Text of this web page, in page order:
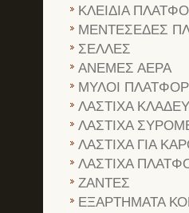
ΚΛΕΙΔΙΑ
ΜΕΝΤΕΣΕΔΕΣ
ΣΕΛΛΕΣ
ΑΝΕΜΕΣ ΑΕΡΑ
ΜΥΛΟΙ
ΛΑΣΤΙΧΑ
ΛΑΣΤΙΧΑ
ΛΑΣΤΙΧΑ ΓΙΑ
ΛΑΣΤΙΧΑ
ΖΑΝΤΕΣ
ΕΞΑΡΤΗΜΑΤΑ